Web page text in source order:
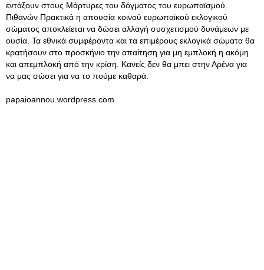
εντάξουν στους Μάρτυρες του δόγματος του ευρωπαϊσμού.
Πιθανών Πρακτικά η απουσία κοινού ευρωπαϊκού εκλογικού
σώματος αποκλείεται να δώσει αλλαγή συσχετισμού δυνάμεων με
ουσία. Τα εθνικά συμφέροντα και τα επιμέρους εκλογικά σώματα θα
κρατήσουν στο προσκήνιο την απαίτηση για μη εμπλοκή η ακόμη
και απεμπλοκή από την κρίση. Κανείς δεν θα μπει στην Αρένα για
να μας σώσει για να το πούμε καθαρά.
papaioannou.wordpress.com